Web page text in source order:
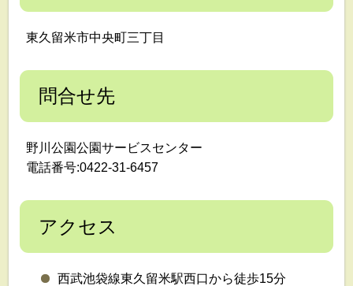
東久留米市中央町三丁目
問合せ先
野川公園公園サービスセンター
電話番号:0422-31-6457
アクセス
西武池袋線東久留米駅西口から徒歩15分